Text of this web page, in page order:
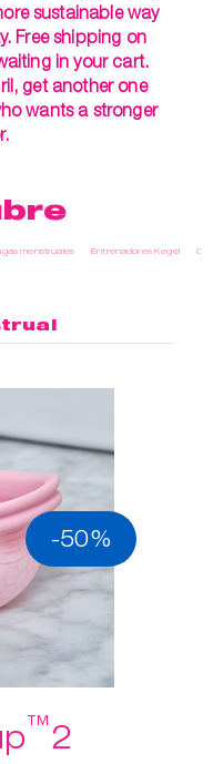
sustainable way
Free shipping on
in your cart.
get another one
wants a stronger
menstruales Entrenadores Kegel
-50%
™2